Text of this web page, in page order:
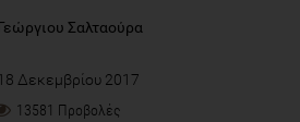
Σαλταούρα
Δεκεμβρίου 2017
13581 Προβολές